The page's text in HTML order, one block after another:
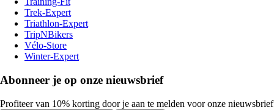
Trek-Expert
Triathlon-Expert
TripNBikers
Vélo-Store
Winter-Expert
Abonneer je op onze nieuwsbrief
Profiteer van 10% korting door je aan te melden voor onze nieuwsbrief